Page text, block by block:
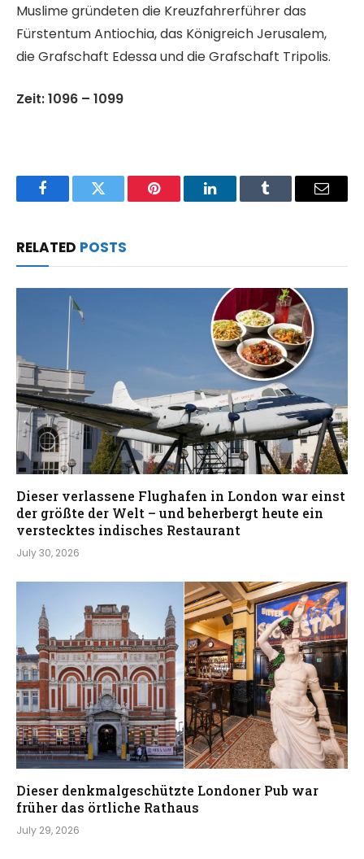
Muslime gründeten die Kreuzfahrerführer das
Fürstentum Antiochia, das Königreich Jerusalem,
die Grafschaft Edessa und die Grafschaft Tripolis.
Zeit: 1096 – 1099
FacebookTwitter Pinterest LinkedInTumblr Email
RELATED POSTS
Dieser verlassene Flughafen in London war einst
der größte der Welt – und beherbergt heute ein
verstecktes indisches Restaurant
July 30, 2026
Dieser denkmalgeschützte Londoner Pub war
früher das örtliche Rathaus
July 29, 2026